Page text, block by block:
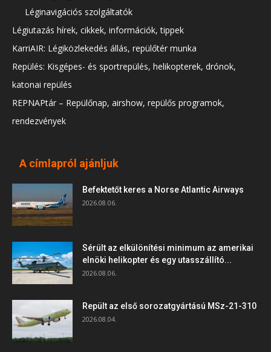
Léginavigációs szolgáltatók
Légiutazás hírek, cikkek, információk, tippek
KarriAIR: Légiközlekedés állás, repülőtér munka
Repülés: Kisgépes- és sportrepülés, helikopterek, drónok,
katonai repülés
REPNAPtár – Repülőnap, airshow, repülős programok,
rendezvények
A címlapról ajánljuk
Befektetőt keres a Norse Atlantic Airways
2026.08.06.
Sérült az elkülönítési minimum az amerikai
elnöki helikopter és egy utasszállító...
2026.08.06.
Repült az első sorozatgyártású MSz-21-310
2026.08.04.